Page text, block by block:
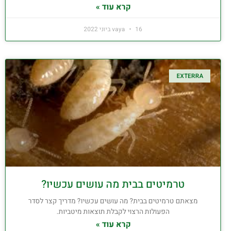
קרא עוד »
vaya 16 ביוני 2022
EXTERRA
טרמיטים בבית מה עושים עכשיו?
מצאתם טרמיטים בבית? מה עושים עכשיו? מדריך קצר לסדר
הפעולות הרצוי לקבלת תוצאות מיטביות.
קרא עוד »